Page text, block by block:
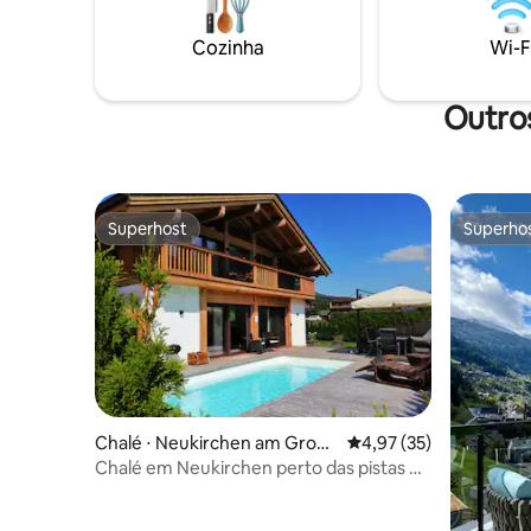
estão disponíveis gratuitamente; para a
sauna, tomamos um pequeno feey. A
Terraço,
de trem
Cozinha Wi-
Superhost
Superhost
Chalé ⋅ Neukirchen am Großv
enediger
4,97 de uma
4,97 (35)
Chalé em Neukirchen perto das pistas de